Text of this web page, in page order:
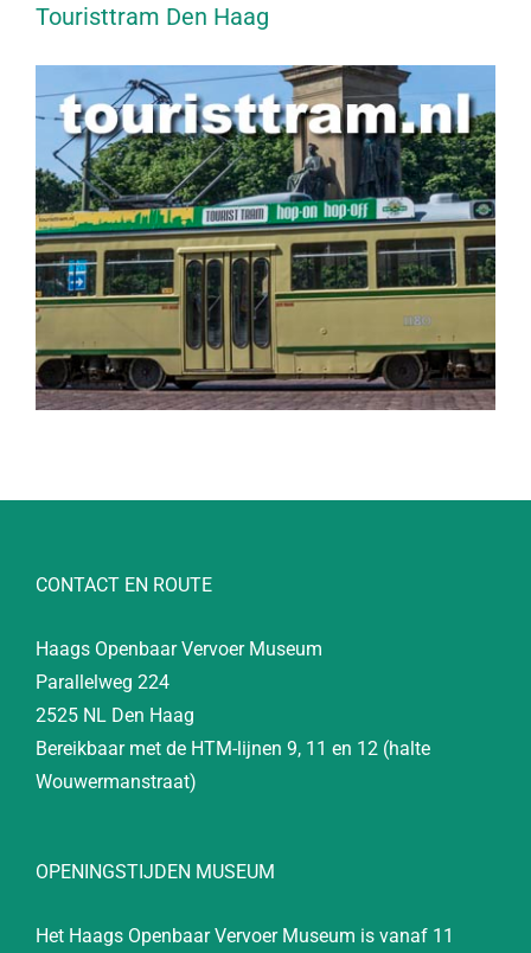
Touristtram Den Haag
CONTACT EN ROUTE
Haags Openbaar Vervoer Museum
Parallelweg 224
2525 NL Den Haag
Bereikbaar met de HTM-lijnen 9, 11 en 12 (halte
Wouwermanstraat)
OPENINGSTIJDEN MUSEUM
Het Haags Openbaar Vervoer Museum is vanaf 11